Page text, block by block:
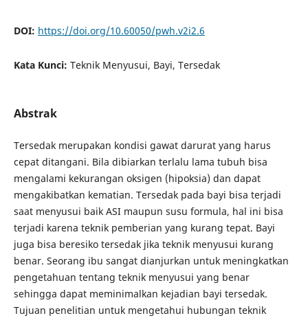
DOI: https://doi.org/10.60050/pwh.v2i2.6
Kata Kunci: Teknik Menyusui, Bayi, Tersedak
Abstrak
Tersedak merupakan kondisi gawat darurat yang harus
cepat ditangani. Bila dibiarkan terlalu lama tubuh bisa
mengalami kekurangan oksigen (hipoksia) dan dapat
mengakibatkan kematian. Tersedak pada bayi bisa terjadi
saat menyusui baik ASI maupun susu formula, hal ini bisa
terjadi karena teknik pemberian yang kurang tepat. Bayi
juga bisa beresiko tersedak jika teknik menyusui kurang
benar. Seorang ibu sangat dianjurkan untuk meningkatkan
pengetahuan tentang teknik menyusui yang benar
sehingga dapat meminimalkan kejadian bayi tersedak.
Tujuan penelitian untuk mengetahui hubungan teknik